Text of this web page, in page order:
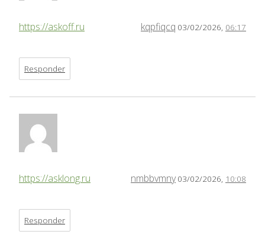
kqpfiqcq 03/02/2026, 06:17
https://askoff.ru
Responder
nmbbvmny 03/02/2026, 10:08
https://asklong.ru
Responder